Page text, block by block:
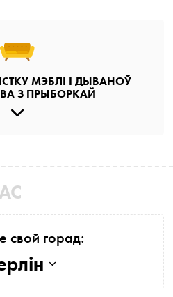
МЭБЛІ І ДЫВАНОЎ
З ПРЫБОРКАЙ
свой горад: